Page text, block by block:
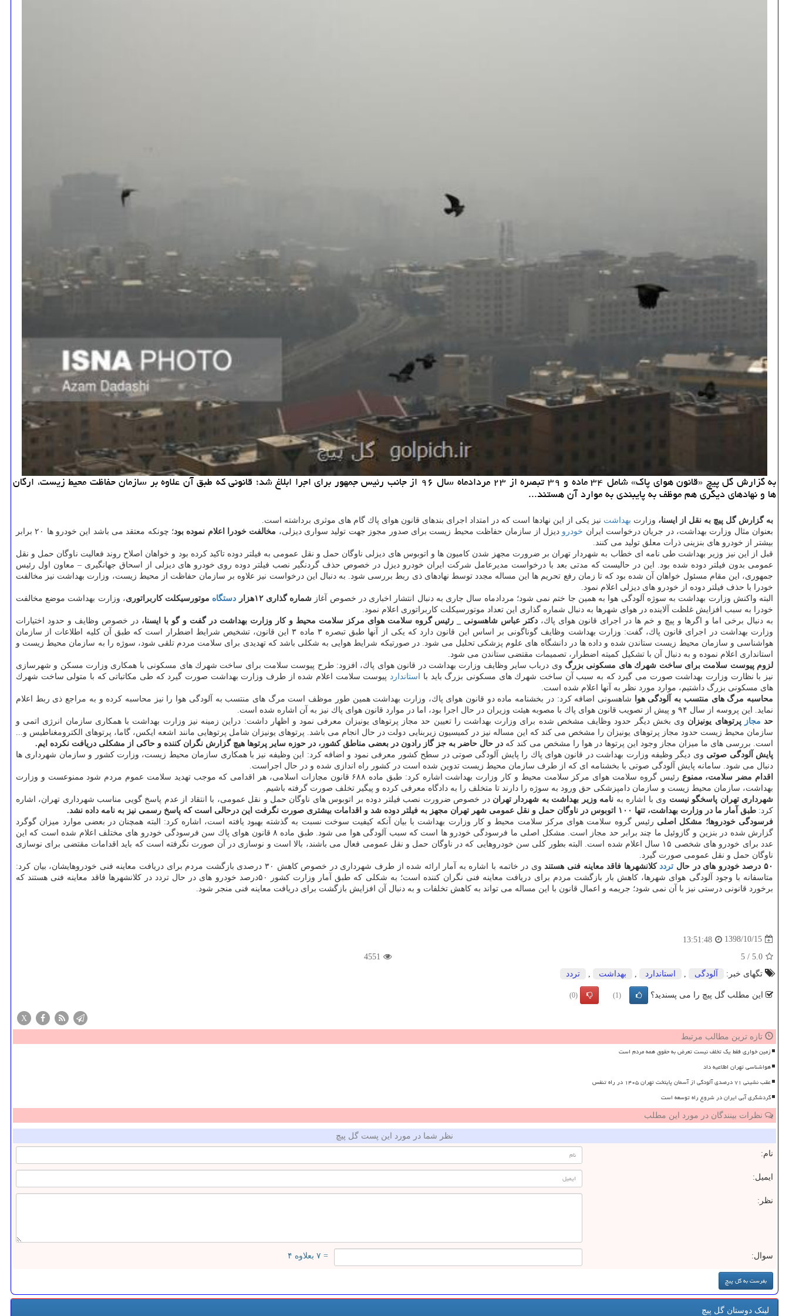
به گزارش گل پیچ «قانون هوای پاك» شامل ۳۴ ماده و ۳۹ تبصره از ۲۳ مردادماه سال ۹۶ از جانب رئیس جمهور برای اجرا ابلاغ شد؛ قانونی كه طبق آن علاوه بر سازمان حفاظت محیط زیست، ارگان
ها و نهادهای دیگری هم موظف به پایبندی به موارد آن هستند...
به گزارش گل پیچ به نقل از ایسنا، وزارت بهداشت نیز یكی از این نهادها است كه در امتداد اجرای بندهای قانون هوای پاك گام های موثری برداشته است.
بعنوان مثال وزارت بهداشت، در جریان درخواست ایران خودرو دیزل از سازمان حفاظت محیط زیست برای صدور مجوز جهت تولید سواری دیزلی، مخالفت خودرا اعلام نموده بود
؛ چونكه معتقد می باشد این خودرو ها ۲۰ برابر
بیشتر از خودرو های بنزینی ذرات معلق تولید می كنند.
قبل از این نیز وزیر بهداشت طی نامه ای خطاب به شهردار تهران بر ضرورت مجهز شدن كامیون ها و اتوبوس های دیزلی ناوگان حمل و نقل عمومی به فیلتر دوده تاكید كرده بود و خواهان اصلاح روند فعالیت ناوگان حمل و نقل
عمومی بدون فیلتر دوده شده بود. این در حالیست كه مدتی بعد با درخواست مدیرعامل شركت ایران خودرو دیزل در خصوص حذف گردنگیر نصب فیلتر دوده روی خودرو های دیزلی از اسحاق جهانگیری – معاون اول رئیس
جمهوری، این مقام مسئول خواهان آن شده بود كه تا زمان رفع تحریم ها این مساله مجدد توسط نهادهای ذی ربط بررسی شود. به دنبال این درخواست نیز علاوه بر سازمان حفاظت از محیط زیست، وزارت بهداشت نیز مخالفت
خودرا با حذف فیلتر دوده از خودرو های دیزلی اعلام نمود.
البته واكنش وزارت بهداشت به سوژه آلودگی هوا به همین جا ختم نمی شود؛ مردادماه سال جاری به دنبال انتشار اخباری در خصوص آغاز شماره گذاری ۱۲هزار دستگاه موتورسیكلت كاربراتوری، وزارت بهداشت موضع مخالفت
خودرا به سبب افزایش غلظت آلاینده در هوای شهرها به دنبال شماره گذاری این تعداد موتورسیكلت كاربراتوری اعلام نمود.
به دنبال برخی اما و اگرها و پیچ و خم ها در اجرای قانون هوای پاك، دكتر عباس شاهسونی _ رئیس گروه سلامت هوای مركز سلامت محیط و كار وزارت بهداشت در گفت و گو با ایسنا،در خصوص وظایف و حدود اختیارات
وزارت بهداشت در اجرای قانون پاك،
گفت: وزارت بهداشت وظایف گوناگونی بر اساس این قانون دارد كه یكی از آنها طبق تبصره ۳ ماده ۳ این قانون، تشخیص شرایط اضطرار است كه طبق آن كلیه اطلاعات از سازمان
هواشناسی و سازمان محیط زیست ستاندن شده و داده ها در دانشگاه های علوم پزشكی تحلیل می شود. در صورتیكه شرایط هوایی به شكلی باشد كه تهدیدی برای سلامت مردم تلقی شود، سوژه را به سازمان محیط زیست و
استانداری اعلام نموده و به دنبال آن با تشكیل كمیته اضطرار، تصمیمات مقتضی ستاندن می شود.
لزوم پیوست سلامت برای ساخت شهرك های مسكونی بزرگ وی درباب سایر وظایف وزارت بهداشت در قانون هوای پاك، افزود: طرح پیوست سلامت برای ساخت شهرك های مسكونی با همكاری وزارت مسكن و شهرسازی
نیز با نظارت وزارت بهداشت صورت می گیرد كه به سبب آن ساخت شهرك های مسكونی بزرگ باید با استاندارد پیوست سلامت اعلام شده از طرف وزارت بهداشت صورت گیرد كه طی مكاتباتی كه با متولی ساخت شهرك
های مسكونی بزرگ داشتیم، موارد مورد نظر به آنها اعلام شده است.
محاسبه مرگ های منتسب به آلودگی هوا
شاهسونی اضافه كرد: در بخشنامه ماده دو قانون هوای پاك، وزارت بهداشت همین طور موظف است مرگ های منتسب به آلودگی هوا را نیز محاسبه كرده و به مراجع ذی ربط اعلام
نماید. این پروسه از سال ۹۴ و پیش از تصویب قانون هوای پاك با مصوبه هیئت وزیران در حال اجرا بود، اما در موارد قانون هوای پاك نیز به آن اشاره شده است.
حد مجاز پرتوهای یونیزان وی بخش دیگر حدود وظایف مشخص شده برای وزارت بهداشت را تعیین حد مجاز پرتوهای یونیزان معرفی نمود و اظهار داشت: دراین زمینه نیز وزارت بهداشت با همكاری سازمان انرژی اتمی و
سازمان محیط زیست حدود مجاز پرتوهای یونیزان را مشخص می كند كه این مساله نیز در كمیسیون زیربنایی دولت در حال انجام می باشد. پرتوهای یونیزان شامل پرتوهایی مانند اشعه ایكس، گاما، پرتوهای الكترومغناطیس و...
است. بررسی های ما میزان مجاز وجود این پرتوها در هوا را مشخص می كند كه در حال حاضر به جز گاز رادون در بعضی مناطق كشور، در حوزه سایر پرتوها هیچ گزارش نگران كننده و حاكی از مشكلی دریافت نكرده ایم.
پایش آلودگی صوتی وی دیگر وظیفه وزارت بهداشت در قانون هوای پاك را پایش آلودگی صوتی در سطح كشور معرفی نمود و اضافه كرد: این وظیفه نیز با همكاری سازمان محیط زیست، وزارت كشور و سازمان شهرداری ها
دنبال می شود. سامانه پایش آلودگی صوتی با بخشنامه ای كه از طرف سازمان محیط زیست تدوین شده است در كشور راه اندازی شده و در حال اجراست.
اقدام مضر سلامت، ممنوع
رئیس گروه سلامت هوای مركز سلامت محیط و كار وزارت بهداشت اشاره كرد: طبق ماده ۶۸۸ قانون مجازات اسلامی، هر اقدامی كه موجب تهدید سلامت عموم مردم شود ممنوعست و وزارت
بهداشت، سازمان محیط زیست و سازمان دامپزشكی حق ورود به سوژه را دارند تا متخلف را به دادگاه معرفی كرده و پیگیر تخلف صورت گرفته باشیم.
شهرداری تهران پاسخگو نیست وی با اشاره به نامه وزیر بهداشت به شهردار تهراندر خصوص ضرورت نصب فیلتر دوده بر اتوبوس های ناوگان حمل و نقل عمومی، با انتقاد از عدم پاسخ گویی مناسب شهرداری تهران، اشاره
كرد: طبق آمار ما در وزارت بهداشت، تنها ۱۰۰ اتوبوس در ناوگان حمل و نقل عمومی شهر تهران مجهز به فیلتر دوده شد و اقدامات بیشتری صورت نگرفت این درحالی است كه پاسخ رسمی نیز به نامه داده نشد.
فرسودگی خودروها؛ مشكل اصلی رئیس گروه سلامت هوای مركز سلامت محیط و كار وزارت بهداشت با بیان آنكه كیفیت سوخت نسبت به گذشته بهبود یافته است، اشاره كرد: البته همچنان در بعضی موارد میزان گوگرد
گزارش شده در بنزین و گازوئیل ما چند برابر حد مجاز است. مشكل اصلی ما فرسودگی خودرو ها است كه سبب آلودگی هوا می شود. طبق ماده ۸ قانون هوای پاك سن فرسودگی خودرو های مختلف اعلام شده است كه این
عدد برای خودرو های شخصی ۱۵ سال اعلام شده است. البته بطور كلی سن خودروهایی كه در ناوگان حمل و نقل عمومی فعال می باشند، بالا است و نوسازی در آن صورت نگرفته است كه باید اقدامات مقتضی برای نوسازی
ناوگان حمل و نقل عمومی صورت گیرد.
۵۰ درصد خودرو های در حال
ترددكلانشهرها فاقد معاینه فنی هستند
وی در خاتمه با اشاره به آمار ارائه شده از طرف شهرداری در خصوص كاهش ۳۰ درصدی بازگشت مردم برای دریافت معاینه فنی خودروهایشان، بیان كرد:
متاسفانه با وجود آلودگی هوای شهرها، كاهش بار بازگشت مردم برای دریافت معاینه فنی نگران كننده است؛ به شكلی كه طبق آمار وزارت كشور ۵۰درصد خودرو های در حال تردد در كلانشهرها فاقد معاینه فنی هستند كه
برخورد قانونی درستی نیز با آن نمی شود؛ جریمه و اعمال قانون با این مساله می تواند به كاهش تخلفات و به دنبال آن افزایش بازگشت برای دریافت معاینه فنی منجر شود.
1398/10/15
13:51:48
5.0
/
5
4551
تگهای خبر:
آلودگی استاندارد بهداشت تردد
این مطلب گل پیچ را می پسندید؟ (1)
(0)
X
تازه ترین مطالب مرتبط
زمین خواری فقط یک تخلف نیست تعرض به حقوق همه مردم است
هواشناسی تهران اطلاعیه داد
عقب نشینی ۷۱ درصدی آلودگی از آسمان پایتخت تهران ۱۴۰۵ در راه تنفس
گردشگری آبی ایران در شروع راه توسعه است
نظرات بینندگان در مورد این مطلب
نظر شما در مورد این پست گل پیچ
نام:
ایمیل:
نظر:
سوال: = ۷ بعلاوه ۴
لینک دوستان گل پیچ